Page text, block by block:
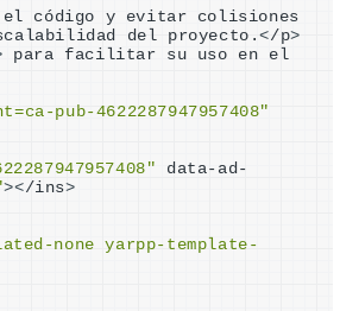
el código y evitar colisiones
del proyecto.</p>
para facilitar su uso en el
pub-4622287947957408"
data-ad-
></ins>
none yarpp-template-